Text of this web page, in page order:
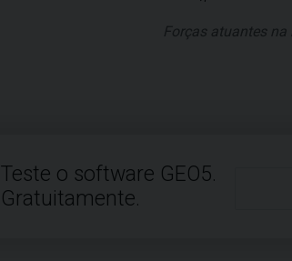
Forças atuantes
Teste o software GEO5.
Gratuitamente.